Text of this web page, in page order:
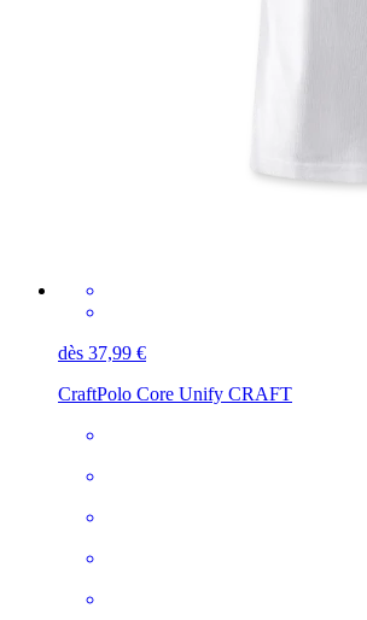
dès 37,99 €
CraftPolo Core Unify CRAFT